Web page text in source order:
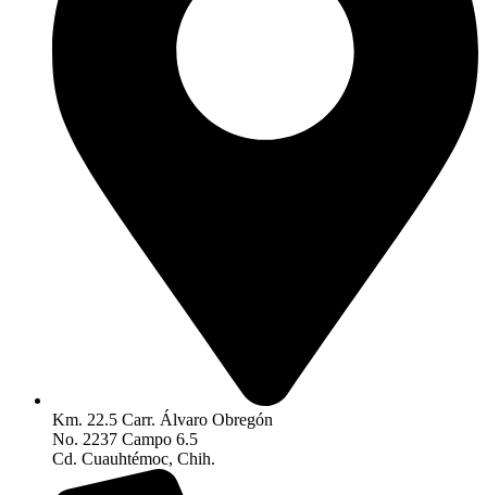
Km. 22.5 Carr. Álvaro Obregón
No. 2237 Campo 6.5
Cd. Cuauhtémoc, Chih.